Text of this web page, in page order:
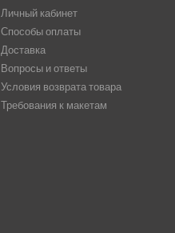
Личный кабинет
Способы оплаты
Доставка
Вопросы и ответы
Условия возврата товара
Требования к макетам